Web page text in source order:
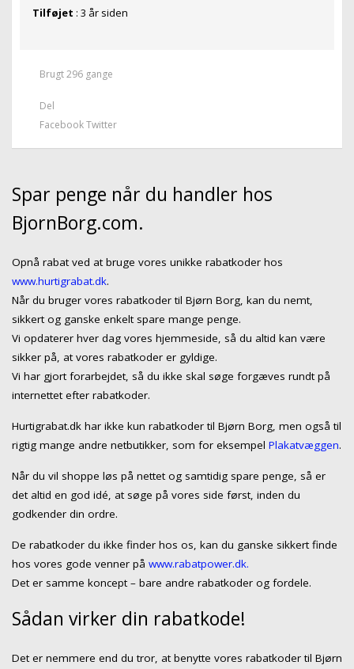
Tilføjet : 3 år siden
Brugt 296 gange
Del
FacebookTwitter
Spar penge når du handler hos
BjornBorg.com.
Opnå rabat ved at bruge vores unikke rabatkoder hos
www.hurtigrabat.dk.
Når du bruger vores rabatkoder til Bjørn Borg, kan du nemt,
sikkert og ganske enkelt spare mange penge.
Vi opdaterer hver dag vores hjemmeside, så du altid kan være
sikker på, at vores rabatkoder er gyldige.
Vi har gjort forarbejdet, så du ikke skal søge forgæves rundt på
internettet efter rabatkoder.
Hurtigrabat.dk har ikke kun rabatkoder til Bjørn Borg, men også til
rigtig mange andre netbutikker, som for eksempel Plakatvæggen.
Når du vil shoppe løs på nettet og samtidig spare penge, så er
det altid en god idé, at søge på vores side først, inden du
godkender din ordre.
De rabatkoder du ikke finder hos os, kan du ganske sikkert finde
hos vores gode venner på www.rabatpower.dk.
Det er samme koncept – bare andre rabatkoder og fordele.
Sådan virker din rabatkode!
Det er nemmere end du tror, at benytte vores rabatkoder til Bjørn